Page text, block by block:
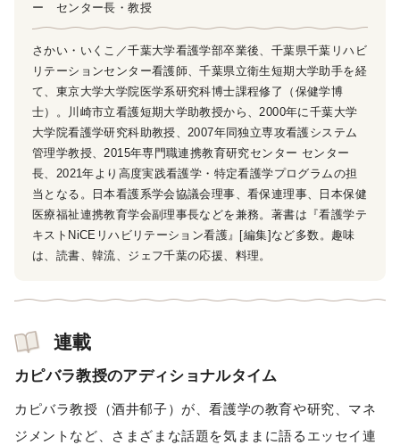
ー センター長・教授
さかい・いくこ／千葉大学看護学部卒業後、千葉県千葉リハビ
リテーションセンター看護師、千葉県立衛生短期大学助手を経
て、東京大学大学院医学系研究科博士課程修了（保健学博
士）。川崎市立看護短期大学助教授から、2000年に千葉大学
大学院看護学研究科助教授、2007年同独立専攻看護システム
管理学教授、2015年専門職連携教育研究センター センター
長、2021年より高度実践看護学・特定看護学プログラムの担
当となる。日本看護系学会協議会理事、看保連理事、日本保健
医療福祉連携教育学会副理事長などを兼務。著書は『看護学テ
キストNiCEリハビリテーション看護』[編集]など多数。趣味
は、読書、韓流、ジェフ千葉の応援、料理。
連載
カピバラ教授のアディショナルタイム
カピバラ教授（酒井郁子）が、看護学の教育や研究、マネ
ジメントなど、さまざまな話題を気ままに語るエッセイ連